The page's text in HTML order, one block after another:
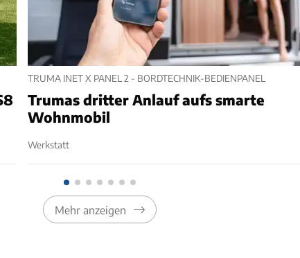
TRUMA INET X PANEL 2 - BORDTECHNIK-BEDIENPANEL
Trumas dritter Anlauf aufs smarte
Wohnmobil
Werkstatt
Mehr anzeigen